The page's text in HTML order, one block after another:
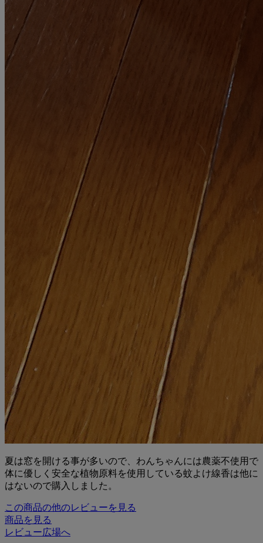
夏は窓を開ける事が多いので、わんちゃんには農薬不使用で
体に優しく安全な植物原料を使用している蚊よけ線香は他に
はないので購入しました。
この商品の他のレビューを見る
商品を見る
レビュー広場へ